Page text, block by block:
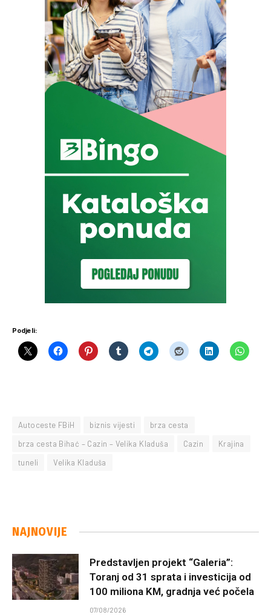
Podjeli:
Autoceste FBiH biznis vijesti
brza cesta
brza cesta Bihać – Cazin – Velika Kladuša
Cazin
Krajina
tuneli
Velika Kladuša
NAJNOVIJE
Predstavljen projekt “Galeria”:
Toranj od 31 sprata i investicija od
100 miliona KM, gradnja već počela
07/08/2026